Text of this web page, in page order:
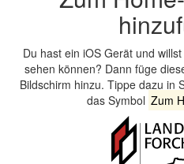
Du hast ein iOS Gerät und
sehen können? Dann füge
Bildschirm hinzu. Tippe dazu in
das Symbol Zum